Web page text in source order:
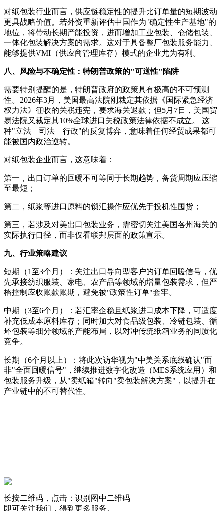
对纸包装行业而言，供应链稳定性的提升比订单量的短期波动
更具战略价值。若外资重新评估中国作为"确定性生产基地"的
地位，将带动长期产能投资，进而增加工业包装、仓储包装、
一体化包装解决方案的需求。这对于具备整厂包装服务能力、
能够提供VMI（供应商管理库存）模式的企业尤为有利。
八、风险与不确定性：特朗普政策的"可逆性"陷阱
需要特别提醒的是，特朗普政府的政策具有极高的不可预测
性。2026年3月，美国最高法院刚裁定其依据《国际紧急经济
权力法》征收的关税违宪，要求海关退款；但5月7日，美国贸
易法院又裁定其10%全球进口关税政策法律依据不成立。 这
种"立法—司法—行政"的反复博弈，意味着任何经贸成果都可
能被国内政治逆转。
对纸包装企业而言，这意味着：
第一，出口订单的回暖不可等同于长期趋势，备货周期应压缩
至最短；
第二，纸浆等进口原料的锁汇操作应优先于投机性囤货；
第三，若涉及对美出口包装业务，需密切关注美国各州海关的
实际执行口径，而非仅看联邦层面的政策宣示。
九、行业策略建议
短期（1至3个月）：关注出口导向型客户的订单回暖信号，优
先承接纺织服装、家电、农产品等领域的增量包装需求，但严
格控制应收账款账期，避免被"政策性订单"套牢。
中期（3至6个月）：若汇率企稳且纸浆进口成本下降，可适度
补充低成本原料库存；同时加大对食品级包装、冷链包装、循
环包装等细分领域的产能布局，以对冲传统纸箱业务的同质化
竞争。
长期（6个月以上）：将此次访华视为"中美关系底线确认"而
非"全面回暖信号"，继续推进数字化改造（MES系统应用）和
包装服务升级，从"卖纸箱"转向"卖包装解决方案"，以提升在
产业链中的不可替代性。
长按二维码，点击：识别图中二维码
即可关注我们，得到更多服务。